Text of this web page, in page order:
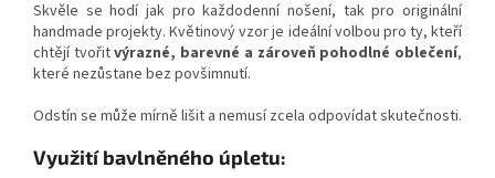
Skvěle se hodí jak pro každodenní nošení, tak pro originální
handmade projekty. Květinový vzor je ideální volbou pro ty, kteří
chtějí tvořitvýrazné, barevné a zároveň pohodlné oblečení,
které nezůstane bez povšimnutí.
Odstín se může mírně lišit a nemusí zcela odpovídat skutečnosti.
Využití bavlněného úpletu: